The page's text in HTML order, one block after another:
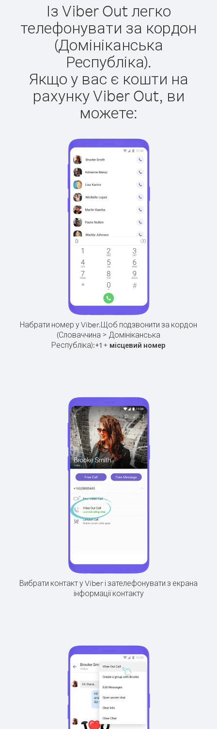
Із Viber Out легко
телефонувати за кордон
(Домініканська
Республіка).
Якщо у вас є кошти на
рахунку Viber Out, ви
можете:
Набрати номер у Viber.Щоб подзвонити за кордон
(Словаччина > Домініканська
Республіка):+1 + місцевий номер
Вибрати контакт у Viber і зателефонувати з екрана
інформації контакту